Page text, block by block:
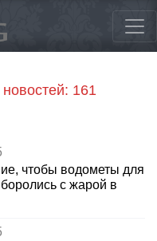
161
чтобы водометы для
с жарой в